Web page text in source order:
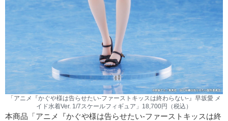
「アニメ『かぐや様は告らせたい-ファーストキッスは終わらない-』早坂愛 メ
イド水着Ver. 1/7スケールフィギュア」18,700円（税込）
本商品「アニメ『かぐや様は告らせたい-ファーストキッスは終